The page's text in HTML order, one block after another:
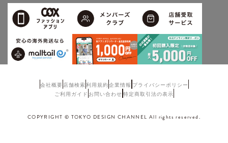
会社概要 店舗検索利用規約企業情報 プライバシーポリシー
ご利用ガイド お問い合わせ 特定商取引法の表示
COPYRIGHT © TOKYO DESIGN CHANNEL All rights reserved.